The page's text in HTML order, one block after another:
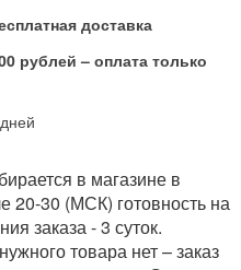
доставка
рублей – оплата только
в магазине в
20-30 (МСК) готовность на
заказа - 3 суток.
товара нет – заказ